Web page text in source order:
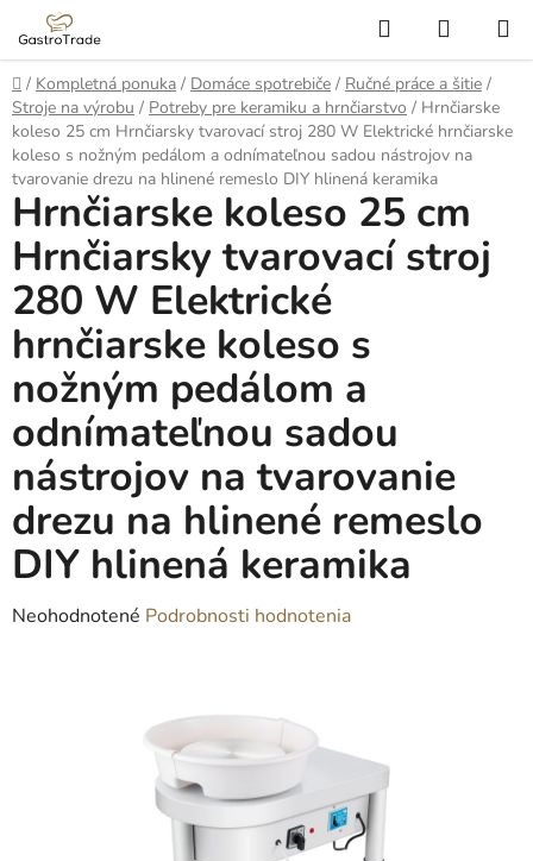
Prejsť
obsah
Hľadať
KOŠÍK
Domov
/ Kompletná ponuka / Domáce spotrebiče / Ručné práce a šitie /
Stroje na výrobu / Potreby pre keramiku a hrnčiarstvo / Hrnčiarske
koleso 25 cm Hrnčiarsky tvarovací stroj 280 W Elektrické hrnčiarske
koleso s nožným pedálom a odnímateľnou sadou nástrojov na
tvarovanie drezu na hlinené remeslo DIY hlinená keramika
Hrnčiarske koleso 25 cm
Hrnčiarsky tvarovací stroj
280 W Elektrické
hrnčiarske koleso s
nožným pedálom a
odnímateľnou sadou
nástrojov na tvarovanie
drezu na hlinené remeslo
DIY hlinená keramika
Priemerné
Neohodnotené Podrobnosti hodnotenia